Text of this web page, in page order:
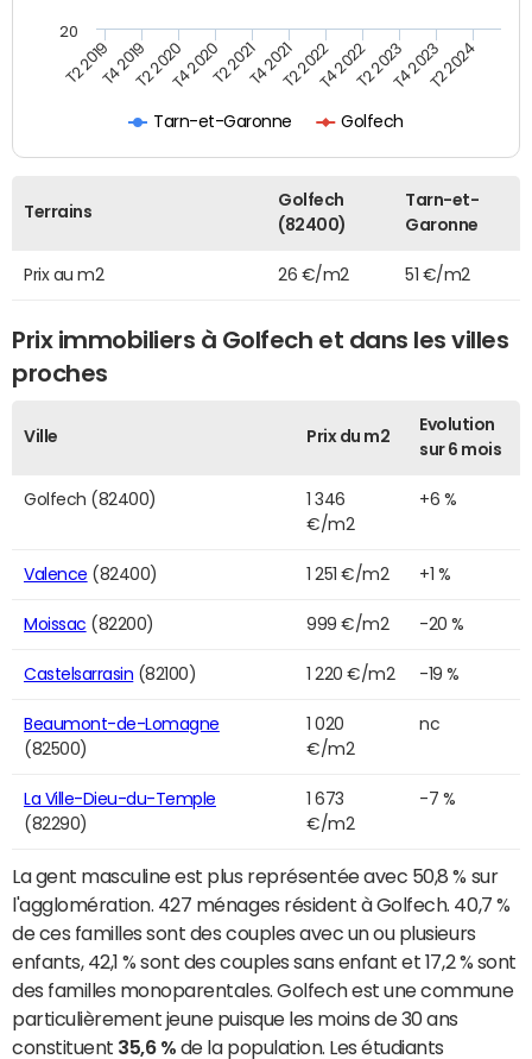
Tarn-et-Garonne Golfech
T2 2019T4 2019T2 2020T4 2020T2 2021T4 2021T2 2022T4 2022T2 2023T4 2023T2 2024
20
Terrains
Golfech
(82400)
Tarn-et-
Garonne
Prix au m2 26 €/m2 51 €/m2
Prix immobiliers à Golfech et dans les villes
proches
Ville Prix du m2
Evolution
sur 6 mois
Golfech (82400)
1 346
€/m2
+6 %
Valence (82400) 1 251 €/m2 +1 %
Moissac (82200) 999 €/m2 -20 %
Castelsarrasin (82100) 1 220 €/m2 -19 %
Beaumont-de-Lomagne
(82500)
1 020
€/m2
nc
La Ville-Dieu-du-Temple
(82290)
1 673
€/m2
-7 %
La gent masculine est plus représentée avec 50,8 % sur
l'agglomération. 427 ménages résident à Golfech. 40,7 %
de ces familles sont des couples avec un ou plusieurs
enfants, 42,1 % sont des couples sans enfant et 17,2 % sont
des familles monoparentales. Golfech est une commune
particulièrement jeune puisque les moins de 30 ans
constituent 35,6 % de la population. Les étudiants